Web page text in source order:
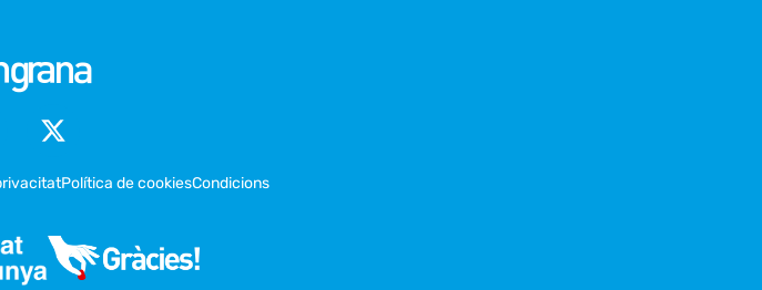
Política de cookiesCondicions